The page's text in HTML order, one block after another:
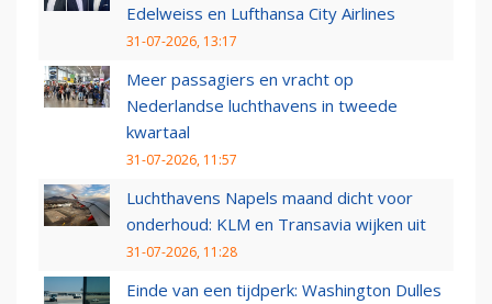
Edelweiss en Lufthansa City Airlines
31-07-2026, 13:17
Meer passagiers en vracht op
Nederlandse luchthavens in tweede
kwartaal
31-07-2026, 11:57
Luchthavens Napels maand dicht voor
onderhoud: KLM en Transavia wijken uit
31-07-2026, 11:28
Einde van een tijdperk: Washington Dulles